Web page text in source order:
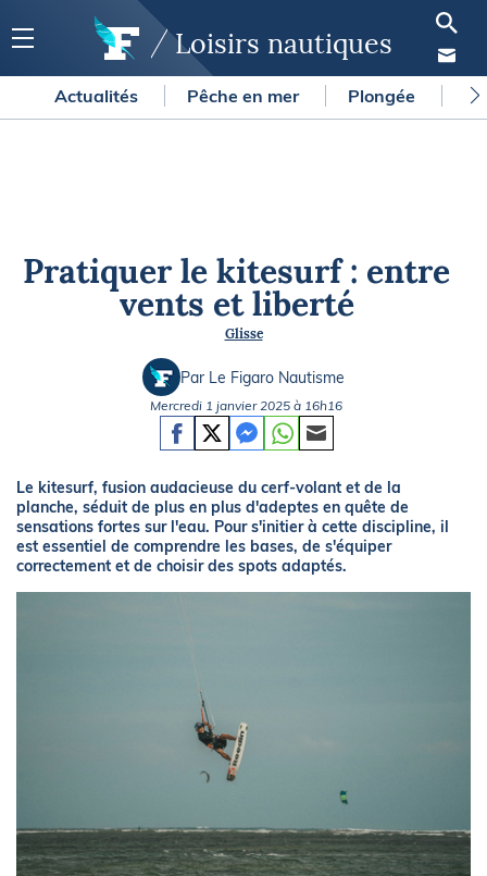
Loisirs nautiques
Actualités Pêche en mer Plongée
Pratiquer le kitesurf : entre
vents et liberté
Glisse
Par Le Figaro Nautisme
Mercredi 1 janvier 2025 à 16h16
Le kitesurf, fusion audacieuse du cerf-volant et de la
planche, séduit de plus en plus d'adeptes en quête de
sensations fortes sur l'eau. Pour s'initier à cette discipline, il
est essentiel de comprendre les bases, de s'équiper
correctement et de choisir des spots adaptés.